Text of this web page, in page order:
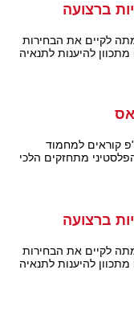
ברצועה
לקיים את הבחירות
להיענות לתנאיה
קוראים למחמוד
מתחזקים הלכי
ברצועה
לקיים את הבחירות
להיענות לתנאיה